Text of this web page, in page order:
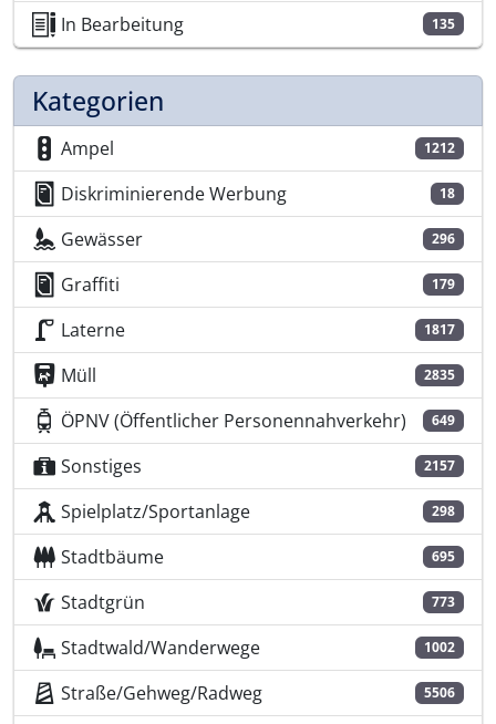
In Bearbeitung 135
Kategorien
Ampel 1212
Diskriminierende Werbung 18
Gewässer 296
Graffiti 179
Laterne 1817
Müll 2835
ÖPNV (Öffentlicher Personennahverkehr) 649
Sonstiges 2157
Spielplatz/Sportanlage 298
Stadtbäume 695
Stadtgrün 773
Stadtwald/Wanderwege 1002
Straße/Gehweg/Radweg 5506